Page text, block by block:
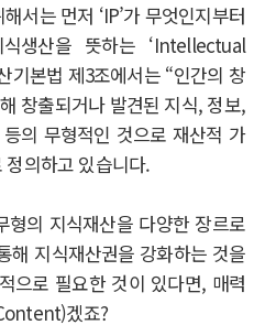
서는 먼저 ‘IP’가 무엇인지부터
생산을 뜻하는 ‘Intellectual
기본법 제3조에서는 “인간의 창
창출되거나 발견된 지식, 정보,
의 무형적인 것으로 재산적 가
의하고 있습니다.
형의 지식재산을 다양한 장르로
해 지식재산권을 강화하는 것을
으로 필요한 것이 있다면, 매력
겠죠?